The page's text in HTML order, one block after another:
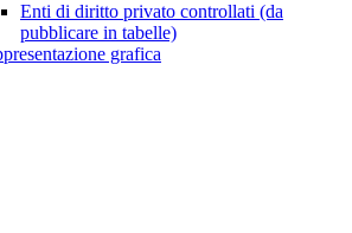
Enti di diritto privato controllati (da
pubblicare in tabelle)
grafica